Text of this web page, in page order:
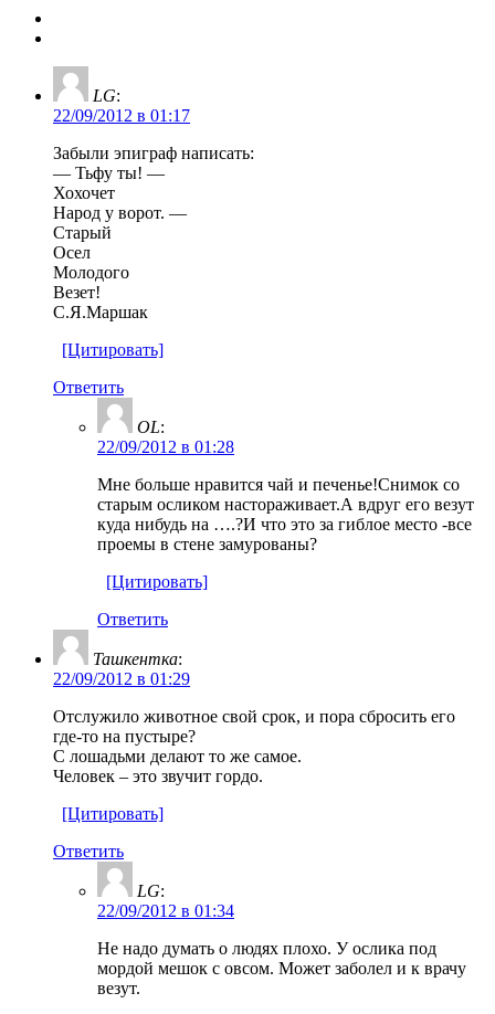
LG:
22/09/2012 в 01:17
Забыли эпиграф написать:
— Тьфу ты! —
Хохочет
Народ у ворот. —
Старый
Осел
Молодого
Везет!
С.Я.Маршак
[Цитировать]
Ответить
OL:
22/09/2012 в 01:28
Мне больше нравится чай и печенье!Снимок со
старым осликом настораживает.А вдруг его везут
куда нибудь на ….?И что это за гиблое место -все
проемы в стене замурованы?
[Цитировать]
Ответить
Ташкентка:
22/09/2012 в 01:29
Отслужило животное свой срок, и пора сбросить его
где-то на пустыре?
С лошадьми делают то же самое.
Человек – это звучит гордо.
[Цитировать]
Ответить
LG:
22/09/2012 в 01:34
Не надо думать о людях плохо. У ослика под
мордой мешок с овсом. Может заболел и к врачу
везут.